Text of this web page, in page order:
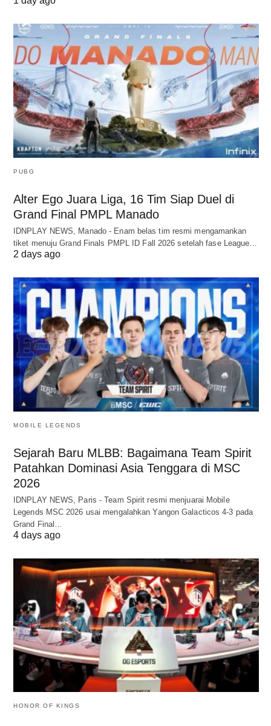
PUBG
Alter Ego Juara Liga, 16 Tim Siap Duel di
Grand Final PMPL Manado
IDNPLAY NEWS, Manado - Enam belas tim resmi mengamankan
tiket menuju Grand Finals PMPL ID Fall 2026 setelah fase League…
2 days ago
MOBILE LEGENDS
Sejarah Baru MLBB: Bagaimana Team Spirit
Patahkan Dominasi Asia Tenggara di MSC
2026
IDNPLAY NEWS, Paris - Team Spirit resmi menjuarai Mobile
Legends MSC 2026 usai mengalahkan Yangon Galacticos 4-3 pada
Grand Final…
4 days ago
HONOR OF KINGS